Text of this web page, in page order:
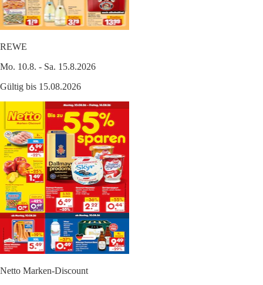
REWE
Mo. 10.8. - Sa. 15.8.2026
Gültig bis 15.08.2026
Netto Marken-Discount